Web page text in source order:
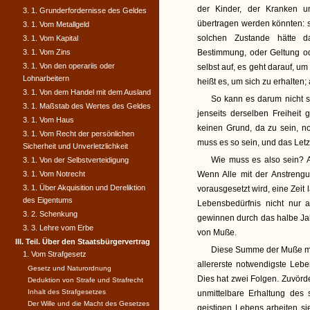
der Kinder, der Kranken
übertragen werden könnten:
solchen Zustande hätte
Bestimmung, oder Geltung
selbst auf, es geht darauf,
heißt es, um sich zu
So kann es darum nicht
jenseits derselben Freiheit
keinen Grund, da zu sein,
muss es so sein, und das
Wie muss es also sein?
Wenn Alle mit der
vorausgesetzt wird, eine Zeit
Lebensbedürfnis nicht nur
gewinnen durch das halbe
von Muße.
Diese Summe der Muße
allererste notwendigste
Dies hat zwei Folgen.
unmittelbare Erhaltung
geistigen Lebens arbeiten
3. 1. Grunderfordernisse des Geldes
3. 1. Vom Metallgeld
3. 1. Vom Kapital
3. 1. Vom Zins
3. 1. Von den operariis oder
Lohnarbeitern
3. 1. Von dem Handel mit dem Ausland
3. 1. Maßstab des Wertes des Geldes
3. 1. Vom Haus
3. 1. Vom Recht der persönlichen
Sicherheit und Unverletzlichkeit
3. 1. Von der Selbstverteidigung
3. 1. Vom Notrecht
3. 1. Über Akquisition und Dereliktion
des Eigentums
3. 2. Schenkung
3. 3. Lehre vom Erbe
III. Teil. Über den Staatsbürgervertrag
1. Vom Strafgesetz
Gesetz und Naturordnung
Deduktion von Strafe und Strafrecht
Inhalt des Strafgesetzes
Der Wille und die Macht des Gesetzes